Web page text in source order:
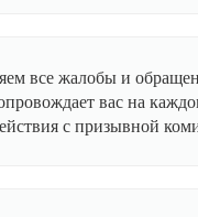
все жалобы и
вас на
с призывной